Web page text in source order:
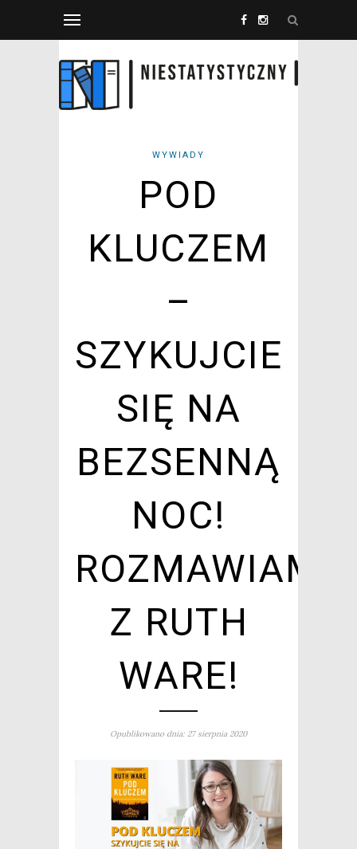
WYWIADY
POD
KLUCZEM
–
SZYKUJCIE
SIĘ NA
BEZSENNĄ
NOC!
ROZMAWIAMY
Z RUTH
WARE!
Opublikowano dnia: 27 sierpnia 2020